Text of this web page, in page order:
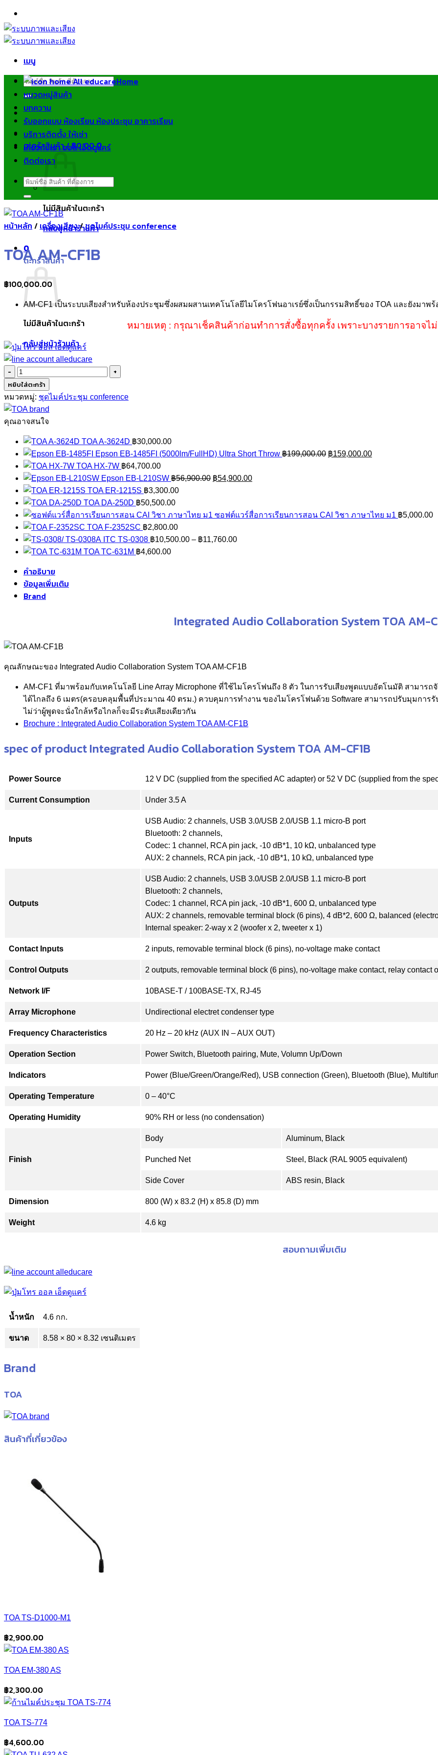
ข้าม
ไป
ยัง
เมนู
ค้นหา:
ตะกร้าสินค้า /฿0.000
ไม่มีสินค้าในตะกร้า
กลับสู่หน้าร้านค้า
0
ตะกร้าสินค้า
ไม่มีสินค้าในตะกร้า
กลับสู่หน้าร้านค้า
Home
หมวดหมู่สินค้า
บทความ
รับออกแบบ ห้องเรียน ห้องประชุม อาคารเรียน
บริการติดตั้ง ให้เช่า
เกี่ยวกับเรา ออล เอ็ดดูแคร์
ติดต่อเรา
ค้นหา:
หน้าหลัก / เครื่องเสียง/ชุดไมค์ประชุม conference
TOA AM-CF1B
฿100,000.00
AM-CF1เป็นระบบเสียงสำหรับห้องประชุมซึ่งผสมผสานเทคโนโลยีไมโครโฟนอาเรย์ซึ่งเป็นกรรมสิทธิ์ของ TOA และยังมาพ
หมายเหตุ : กรุณาเช็คสินค้าก่อนทำการสั่งซื้อทุกครั้ง เพราะบางรายการอาจ
จำนวน
TOA
AM-
CF1B
ชิ้น
หยิบใส่ตะกร้า
หมวดหมู่: ชุดไมค์ประชุม conference
คุณอาจสนใจ
TOA A-3624D ฿30,000.00
Epson EB-1485FI (5000lm/FullHD) Ultra Short Throw ฿199,000.00 Original
฿159,000.00Current
TOA HX-7W ฿64,700.00
Epson EB-L210SW ฿56,900.00 Original
฿56,900.00.
฿54,900.00Current
฿54,900.00.
TOA ER-1215S ฿3,300.00
TOA DA-250D ฿50,500.00
ซอฟต์แวร์สื่อการเรียนการสอน CAI วิชา ภาษาไทย ม1 ฿5,000.00
TOA F-2352SC ฿2,800.00
ITC TS-0308 ฿10,500.00 – ฿11,760.00Price
TOA TC-631M ฿4,600.00
คำอธิบาย
ข้อมูลเพิ่มเติม
Brand
Integrated Audio Collaboration System TOA AM-
คุณลักษณะของ Integrated Audio Collaboration System TOA AM-CF1B
AM-CF1 ที่มาพร้อมกับเทคโนโลยี Line Array Microphone ที่ใช้ไมโครโฟนถึง 8 ตัว ในการรับเสียงพูดแบบอัตโนมัติ สามารถจั
ได้ไกลถึง 6 เมตร(ครอบคลุมพื้นที่ประมาณ 40 ตรม.) ควบคุมการทำงาน ของไมโครโฟนด้วย Software สามารถปรับมุมการรั
ไม่ว่าผู้พูดจะนั่งใกล้หรือไกลก็จะมีระดับเสียงเดียวกัน
Brochure : Integrated Audio Collaboration System TOA AM-CF1B
spec of product Integrated Audio Collaboration System TOA AM-CF1B
Power Source 12 V DC (supplied from the specified AC adapter) or 52 V DC (supplied from the
Current Consumption Under 3.5 A
Inputs
USB Audio: 2 channels, USB 3.0/USB 2.0/USB 1.1 micro-B port
Bluetooth: 2 channels,
Codec: 1 channel, RCA pin jack, -10 dB*1, 10 kΩ, unbalanced type
AUX: 2 channels, RCA pin jack, -10 dB*1, 10 kΩ, unbalanced type
Outputs
USB Audio: 2 channels, USB 3.0/USB 2.0/USB 1.1 micro-B port
Bluetooth: 2 channels,
Codec: 1 channel, RCA pin jack, -10 dB*1, 600 Ω, unbalanced type
AUX: 2 channels, removable terminal block (6 pins), 4 dB*2, 600 Ω, balanced
Internal speaker: 2-way x 2 (woofer x 2, tweeter x 1)
Contact Inputs 2 inputs, removable terminal block (6 pins), no-voltage make contact
Control Outputs 2 outputs, removable terminal block (6 pins), no-voltage make contact, relay contact
Network I/F 10BASE-T / 100BASE-TX, RJ-45
Array Microphone Undirectional electret condenser type
Frequency Characteristics 20 Hz – 20 kHz (AUX IN – AUX OUT)
Operation Section Power Switch, Bluetooth pairing, Mute, Volumn Up/Down
Indicators Power (Blue/Green/Orange/Red), USB connection (Green), Bluetooth (Blue),
Operating Temperature 0 – 40°C
Operating Humidity 90% RH or less (no condensation)
Finish
Body Aluminum, Black
Punched Net Steel, Black (RAL 9005 equivalent)
Side Cover ABS resin, Black
Dimension 800 (W) x 83.2 (H) x 85.8 (D) mm
Weight 4.6 kg
สอบถามเพิ่มเติม
น้ำหนัก 4.6 กก.
ขนาด 8.58 × 80 × 8.32 เซนติเมตร
Brand
TOA
สินค้าที่เกี่ยวข้อง
TOA TS-D1000-M1
฿2,900.00
TOA EM-380 AS
฿2,300.00
TOA TS-774
฿4,600.00